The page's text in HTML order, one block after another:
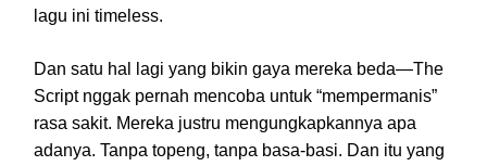
lagu ini timeless.
Dan satu hal lagi yang bikin gaya mereka beda—The
Script nggak pernah mencoba untuk “mempermanis”
rasa sakit. Mereka justru mengungkapkannya apa
adanya. Tanpa topeng, tanpa basa-basi. Dan itu yang